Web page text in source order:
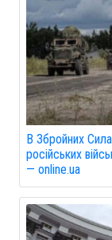
В Збройних
російських
— online.ua